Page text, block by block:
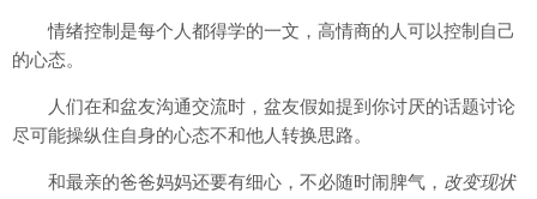
情绪控制是每个人都得学的一文，高情商的人可以控制自己
的心态。
人们在和盆友沟通交流时，盆友假如提到你讨厌的话题讨论
尽可能操纵住自身的心态不和他人转换思路。
和最亲的爸爸妈妈还要有细心，不必随时闹脾气， 改变现状